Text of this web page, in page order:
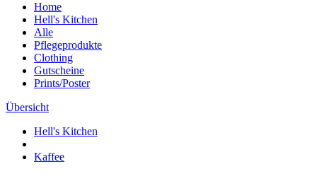
Home
Hell's Kitchen
Alle
Pflegeprodukte
Clothing
Gutscheine
Prints/Poster
Übersicht
Hell's Kitchen
Kaffee